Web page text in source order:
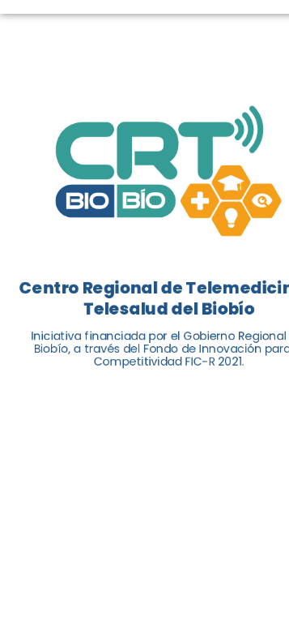
balance de tres años
Leer más
Centro Regional de
Telesalud del Biobío
Iniciativa financiada por el Gobierno Regional
Biobío, a través del Fondo de Innovación
Competitividad FIC-R 2021.